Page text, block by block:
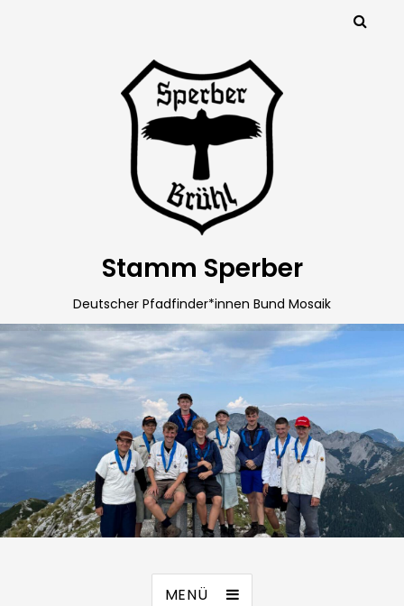
Stamm Sperber
Deutscher Pfadfinder*innen Bund Mosaik
MENÜ